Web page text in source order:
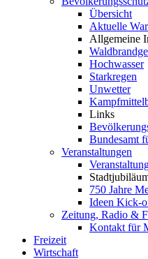
Übersicht
Aktuelle
Allgemeine
Hochwasser
Starkregen
Unwetter
Links
Bundesamt
Veranstaltungen
750 Jahre
Ideen Kick-
Zeitung, Radio &
Kontakt für
Freizeit
Wirtschaft